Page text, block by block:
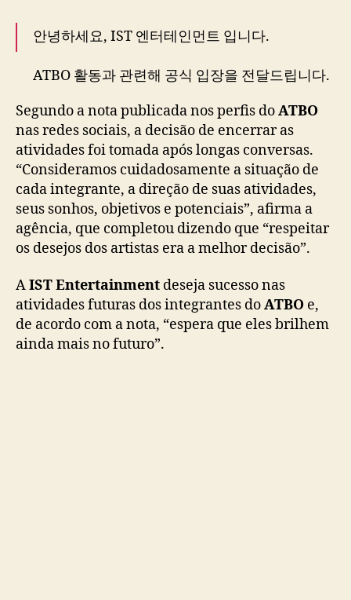
n
n
i
a
d
b
a
n
d
o
b
o
안녕하세요, IST 엔터테인먼트 입니다.
ATBO 활동과 관련해 공식 입장을 전달드립니다.
— ATBO (@ATBO_ground)December 17, 2025
Segundo a nota publicada nos perfis doATBO
nas redes sociais, a decisão de encerrar as
atividades foi tomada após longas conversas.
“Consideramos cuidadosamente a situação de
cada integrante, a direção de suas atividades,
seus sonhos, objetivos e potenciais”, afirma a
agência, que completou dizendo que “respeitar
os desejos dos artistas era a melhor decisão”.
AIST Entertainment deseja sucesso nas
atividades futuras dos integrantes doATBO e,
de acordo com a nota, “espera que eles brilhem
ainda mais no futuro”.